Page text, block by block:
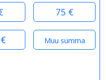
75 €